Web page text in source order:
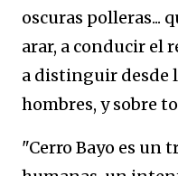
oscuras polleras...
arar, a conducir el
a distinguir desde
hombres, y sobre
"Cerro Bayo es un